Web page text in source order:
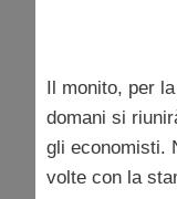
Il monito, per
domani si
gli economisti.
volte con la